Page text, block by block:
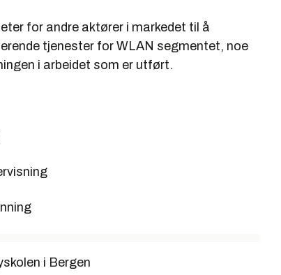
for andre aktører i markedet til å
tjenester for WLAN segmentet, noe
i arbeidet som er utført.
i Bergen